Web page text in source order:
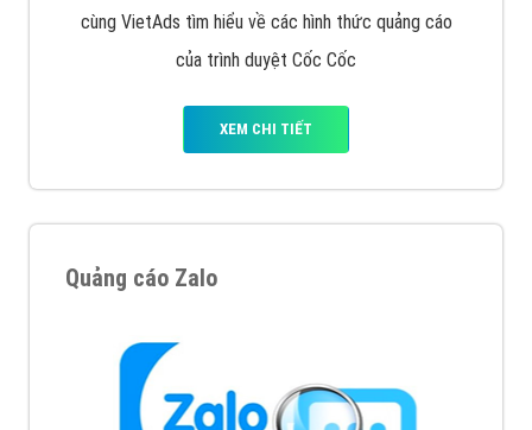
cùng VietAds tìm hiểu về các hình thức quảng cáo
của trình duyệt Cốc Cốc
XEM CHI TIẾT
Quảng cáo Zalo